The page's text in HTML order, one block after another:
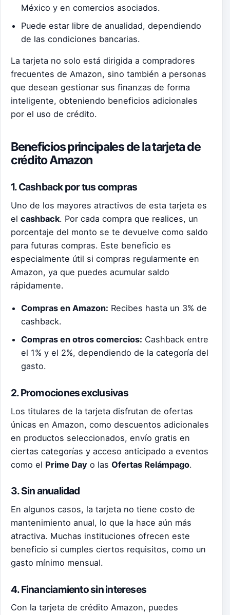
México y en comercios asociados.
Puede estar libre de anualidad, dependiendo
de las condiciones bancarias.
La tarjeta no solo está dirigida a compradores
frecuentes de Amazon, sino también a personas
que desean gestionar sus finanzas de forma
inteligente, obteniendo beneficios adicionales
por el uso de crédito.
Beneficios principales de la tarjeta de
crédito Amazon
1. Cashback por tus compras
Uno de los mayores atractivos de esta tarjeta es
el cashback. Por cada compra que realices, un
porcentaje del monto se te devuelve como saldo
para futuras compras. Este beneficio es
especialmente útil si compras regularmente en
Amazon, ya que puedes acumular saldo
rápidamente.
Compras en Amazon: Recibes hasta un 3% de
cashback.
Compras en otros comercios: Cashback entre
el 1% y el 2%, dependiendo de la categoría del
gasto.
2. Promociones exclusivas
Los titulares de la tarjeta disfrutan de ofertas
únicas en Amazon, como descuentos adicionales
en productos seleccionados, envío gratis en
ciertas categorías y acceso anticipado a eventos
como el Prime Day o las Ofertas Relámpago.
3. Sin anualidad
En algunos casos, la tarjeta no tiene costo de
mantenimiento anual, lo que la hace aún más
atractiva. Muchas instituciones ofrecen este
beneficio si cumples ciertos requisitos, como un
gasto mínimo mensual.
4. Financiamiento sin intereses
Con la tarjeta de crédito Amazon, puedes